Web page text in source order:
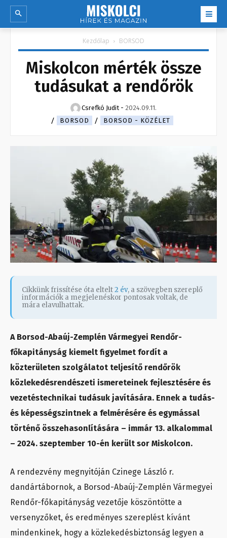
Kezdőlap BORSOD
Miskolcon mérték össze
tudásukat a rendőrök
Csrefkó Judit - 2024.09.11.
BORSOD
BORSOD - KÖZÉLET
Cikkünk frissítése óta eltelt2 év, a szövegben szereplő
információk a megjelenéskor pontosak voltak, de
mára elavulhattak.
A Borsod-Abaúj-Zemplén Vármegyei Rendőr-
főkapitányság kiemelt figyelmet fordít a
közterületen szolgálatot teljesítő rendőrök
közlekedésrendészeti ismereteinek fejlesztésére és
vezetéstechnikai tudásuk javítására. Ennek a tudás-
és képességszintnek a felmérésére és egymással
történő összehasonlítására – immár 13. alkalommal
– 2024. szeptember 10-én került sor Miskolcon.
A rendezvény megnyitóján Czinege László r.
dandártábornok, a Borsod-Abaúj-Zemplén Vármegyei
Rendőr-főkapitányság vezetője köszöntötte a
versenyzőket, és eredményes szereplést kívánt
mindenkinek, hogy a közlekedésbiztonság legyen a